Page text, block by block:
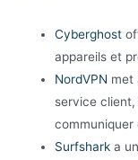
Cyberghost
appareils et
NordVPN met
service
communiquer
Surfsharka